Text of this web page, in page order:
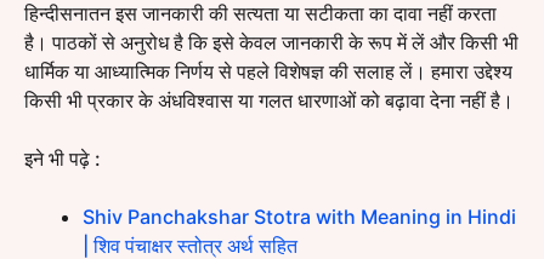
हिन्दीसनातन इस जानकारी की सत्यता या सटीकता का दावा नहीं करता
है। पाठकों से अनुरोध है कि इसे केवल जानकारी के रूप में लें और किसी भी
धार्मिक या आध्यात्मिक निर्णय से पहले विशेषज्ञ की सलाह लें। हमारा उद्देश्य
किसी भी प्रकार के अंधविश्वास या गलत धारणाओं को बढ़ावा देना नहीं है।
इने भी पढ़े :
Shiv Panchakshar Stotra with Meaning in Hindi
| शिव पंचाक्षर स्तोत्र अर्थ सहित